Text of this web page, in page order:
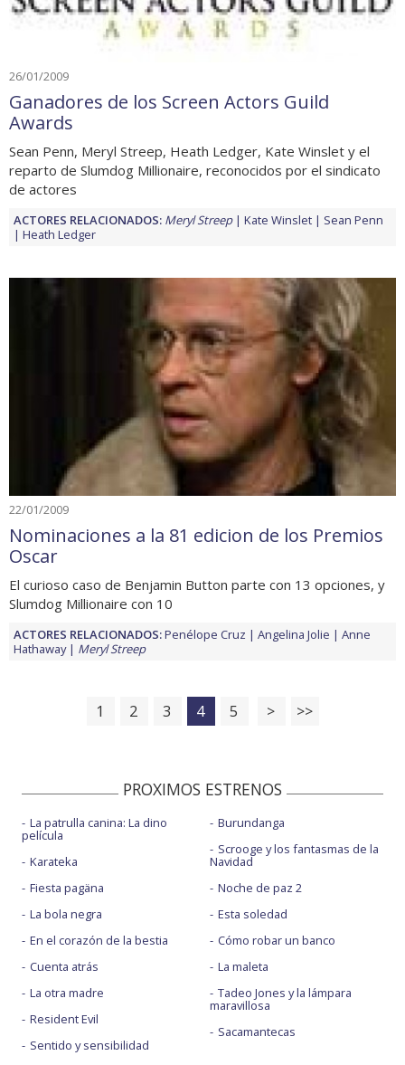
26/01/2009
Ganadores de los Screen Actors Guild
Awards
Sean Penn, Meryl Streep, Heath Ledger, Kate Winslet y el
reparto de Slumdog Millionaire, reconocidos por el sindicato
de actores
ACTORES RELACIONADOS: Meryl Streep Kate Winslet
Sean Penn
Heath Ledger
22/01/2009
Nominaciones a la 81 edicion de los Premios
Oscar
El curioso caso de Benjamin Button parte con 13 opciones, y
Slumdog Millionaire con 10
ACTORES RELACIONADOS:Penélope Cruz Angelina Jolie
Anne
Hathaway
Meryl Streep
1 2 3 4 5 > >>
PROXIMOS ESTRENOS
La patrulla canina: La dino
película
Karateka
Fiesta pagäna
La bola negra
En el corazón de la bestia
Cuenta atrás
La otra madre
Resident Evil
Sentido y sensibilidad
Burundanga
Scrooge y los fantasmas de la
Navidad
Noche de paz 2
Esta soledad
Cómo robar un banco
La maleta
Tadeo Jones y la lámpara
maravillosa
Sacamantecas